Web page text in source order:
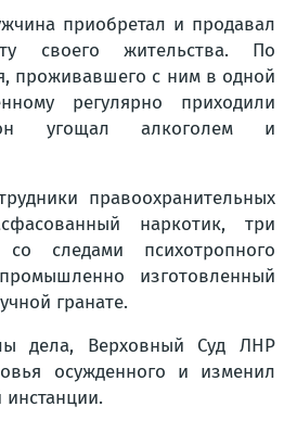
приобретал и продавал
своего жительства. По
проживавшего с ним в одной
регулярно приходили
угощал алкоголем и
правоохранительных
наркотик, три
следами психотропного
изготовленный
гранате.
дела, Верховный Суд ЛНР
осужденного и изменил